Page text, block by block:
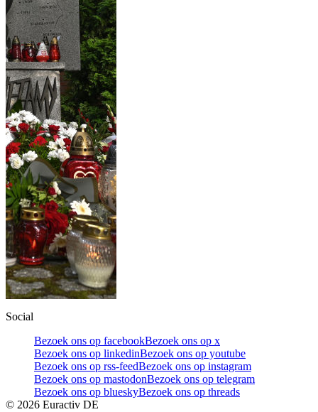
Social
Bezoek ons op facebookBezoek ons op x
Bezoek ons op linkedinBezoek ons op youtube
Bezoek ons op rss-feedBezoek ons op instagram
Bezoek ons op mastodonBezoek ons op telegram
Bezoek ons op blueskyBezoek ons op threads
© 2026 Euractiv DE